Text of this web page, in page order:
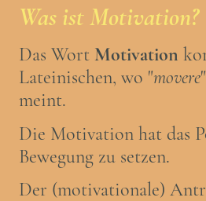
Was ist Motivation?
Das Wort Motivation
Lateinischen, wo "movere
meint.
Die Motivation hat das
Bewegung zu setzen.
Der (motivationale)